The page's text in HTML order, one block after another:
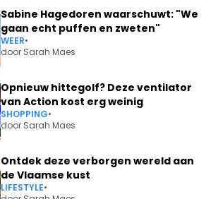
Sabine Hagedoren waarschuwt: "We
gaan echt puffen en zweten"
WEER•
door Sarah Maes
Opnieuw hittegolf? Deze ventilator
van Action kost erg weinig
SHOPPING•
door Sarah Maes
Ontdek deze verborgen wereld aan
de Vlaamse kust
LIFESTYLE•